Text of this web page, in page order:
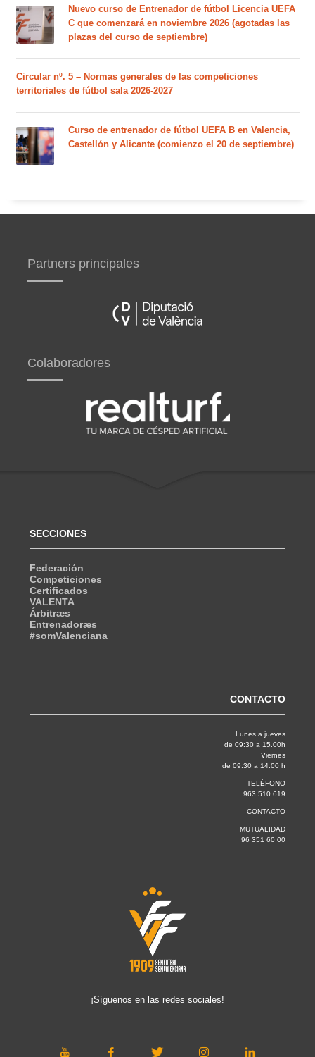
Nuevo curso de Entrenador de fútbol Licencia UEFA
C que comenzará en noviembre 2026 (agotadas las
plazas del curso de septiembre)
Circular nº. 5 – Normas generales de las competiciones
territoriales de fútbol sala 2026-2027
Curso de entrenador de fútbol UEFA B en Valencia,
Castellón y Alicante (comienzo el 20 de septiembre)
Partners principales
Colaboradores
SECCIONES
Federación
Competiciones
Certificados
VALENTA
Árbitræs
Entrenadoræs
#somValenciana
CONTACTO
Lunes a jueves
de 09:30 a 15.00h
Viernes
de 09:30 a 14.00 h
TELÉFONO
963 510 619
CONTACTO
MUTUALIDAD
96 351 60 00
¡Síguenos en las redes sociales!